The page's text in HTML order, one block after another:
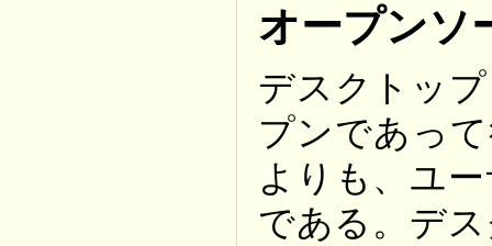
オープンソ
デスクトッ
プンであっ
よりも、ユ
である。デ